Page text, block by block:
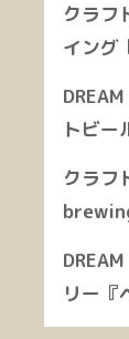
クラフ
イング
トビー
クラ
リー『